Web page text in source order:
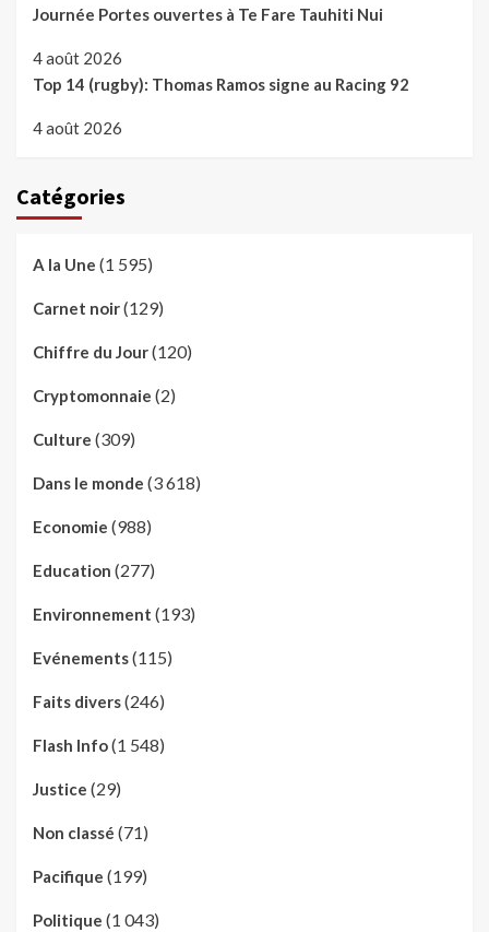
Journée Portes ouvertes à Te Fare Tauhiti Nui
4 août 2026
Top 14 (rugby): Thomas Ramos signe au Racing 92
4 août 2026
Catégories
A la Une (1 595)
Carnet noir(129)
Chiffre du Jour(120)
Cryptomonnaie (2)
Culture (309)
Dans le monde (3 618)
Economie (988)
Education (277)
Environnement (193)
Evénements(115)
Faits divers(246)
Flash Info(1 548)
Justice (29)
Non classé (71)
Pacifique (199)
Politique (1 043)